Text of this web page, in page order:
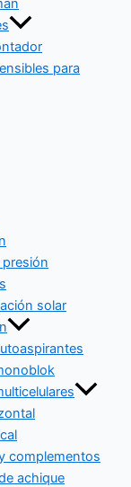
para
solar
complementos
achique